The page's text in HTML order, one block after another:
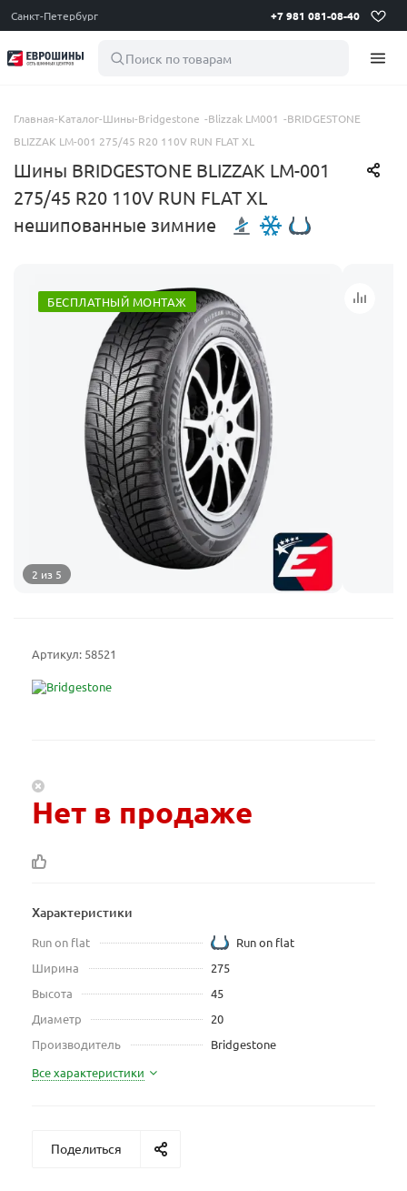
Санкт-Петербург +7 981 081-08-40
Поиск по товарам
Главная-Каталог-Шины-Bridgestone -Blizzak LM001 -BRIDGESTONE
BLIZZAK LM-001 275/45 R20 110V RUN FLAT XL
Шины BRIDGESTONE BLIZZAK LM-001
275/45 R20 110V RUN FLAT XL
нешипованные зимние
БЕСПЛАТНЫЙ МОНТАЖ
2 из 5
Артикул: 58521
Нет в продаже
Характеристики
Run on flat
Run on flat
Ширина
275
Высота
45
Диаметр
20
Производитель
Bridgestone
Все характеристики
Поделиться